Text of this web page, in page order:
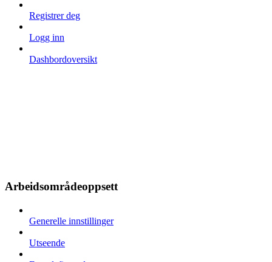
Registrer deg
Logg inn
Dashbordoversikt
Arbeidsområdeoppsett
Generelle innstillinger
Utseende